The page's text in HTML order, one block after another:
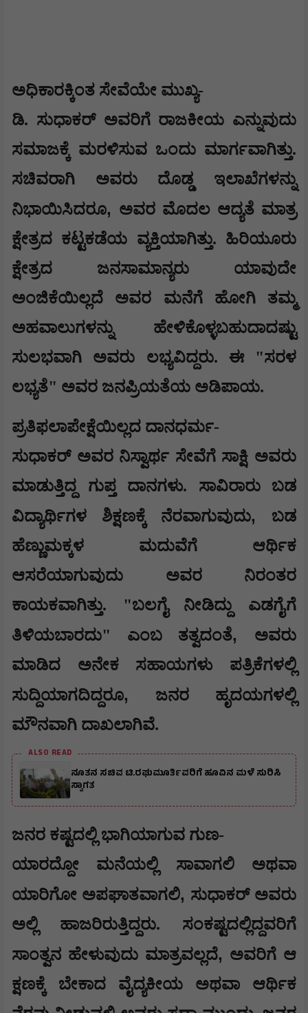
ಅಧಿಕಾರಕ್ಕಿಂತ ಸೇವೆಯೇ ಮುಖ್ಯ-
ಡಿ. ಸುಧಾಕರ್ ಅವರಿಗೆ ರಾಜಕೀಯ ಎನ್ನುವುದು
ಸಮಾಜಕ್ಕೆ ಮರಳಿಸುವ ಒಂದು ಮಾರ್ಗವಾಗಿತ್ತು.
ಸಚಿವರಾಗಿ ಅವರು ದೊಡ್ಡ ಇಲಾಖೆಗಳನ್ನು
ನಿಭಾಯಿಸಿದರೂ, ಅವರ ಮೊದಲ ಆದ್ಯತೆ ಮಾತ್ರ
ಕ್ಷೇತ್ರದ ಕಟ್ಟಕಡೆಯ ವ್ಯಕ್ತಿಯಾಗಿತ್ತು. ಹಿರಿಯೂರು
ಕ್ಷೇತ್ರದ ಜನಸಾಮಾನ್ಯರು ಯಾವುದೇ
ಅಂಜಿಕೆಯಿಲ್ಲದೆ ಅವರ ಮನೆಗೆ ಹೋಗಿ ತಮ್ಮ
ಅಹವಾಲುಗಳನ್ನು ಹೇಳಿಕೊಳ್ಳಬಹುದಾದಷ್ಟು
ಸುಲಭವಾಗಿ ಅವರು ಲಭ್ಯವಿದ್ದರು. ಈ "ಸರಳ
ಲಭ್ಯತೆ" ಅವರ ಜನಪ್ರಿಯತೆಯ ಅಡಿಪಾಯ.
ಪ್ರತಿಫಲಾಪೇಕ್ಷೆಯಿಲ್ಲದ ದಾನಧರ್ಮ-
ಸುಧಾಕರ್ ಅವರ ನಿಸ್ವಾರ್ಥ ಸೇವೆಗೆ ಸಾಕ್ಷಿ ಅವರು
ಮಾಡುತ್ತಿದ್ದ ಗುಪ್ತ ದಾನಗಳು. ಸಾವಿರಾರು ಬಡ
ವಿದ್ಯಾರ್ಥಿಗಳ ಶಿಕ್ಷಣಕ್ಕೆ ನೆರವಾಗುವುದು, ಬಡ
ಹೆಣ್ಣುಮಕ್ಕಳ ಮದುವೆಗೆ ಆರ್ಥಿಕ
ಆಸರೆಯಾಗುವುದು ಅವರ ನಿರಂತರ
ಕಾಯಕವಾಗಿತ್ತು. "ಬಲಗೈ ನೀಡಿದ್ದು ಎಡಗೈಗೆ
ತಿಳಿಯಬಾರದು" ಎಂಬ ತತ್ವದಂತೆ, ಅವರು
ಮಾಡಿದ ಅನೇಕ ಸಹಾಯಗಳು ಪತ್ರಿಕೆಗಳಲ್ಲಿ
ಸುದ್ದಿಯಾಗದಿದ್ದರೂ, ಜನರ ಹೃದಯಗಳಲ್ಲಿ
ಮೌನವಾಗಿ ದಾಖಲಾಗಿವೆ.
ALSO READ
ನೂತನ ಸಚಿವ ಟಿ.ರಘುಮೂರ್ತಿವರಿಗೆ ಹೂವಿನ ಮಳೆ ಸುರಿಸಿ
ಸ್ವಾಗತ
ಜನರ ಕಷ್ಟದಲ್ಲಿ ಭಾಗಿಯಾಗುವ ಗುಣ-
ಯಾರದ್ದೋ ಮನೆಯಲ್ಲಿ ಸಾವಾಗಲಿ ಅಥವಾ
ಯಾರಿಗೋ ಅಪಘಾತವಾಗಲಿ, ಸುಧಾಕರ್ ಅವರು
ಅಲ್ಲಿ ಹಾಜರಿರುತ್ತಿದ್ದರು. ಸಂಕಷ್ಟದಲ್ಲಿದ್ದವರಿಗೆ
ಸಾಂತ್ವನ ಹೇಳುವುದು ಮಾತ್ರವಲ್ಲದೆ, ಅವರಿಗೆ ಆ
ಕ್ಷಣಕ್ಕೆ ಬೇಕಾದ ವೈದ್ಯಕೀಯ ಅಥವಾ ಆರ್ಥಿಕ